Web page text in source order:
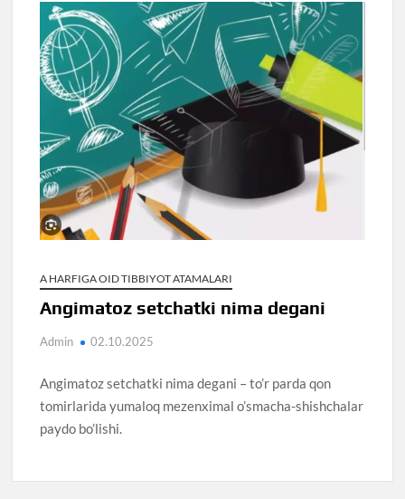
A HARFIGA OID TIBBIYOT ATAMALARI
Angimatoz setchatki nima degani
Admin 02.10.2025
Angimatoz setchatki nima degani – to’r parda qon
tomirlarida yumaloq mezenximal o’smacha-shishchalar
paydo bo’lishi.